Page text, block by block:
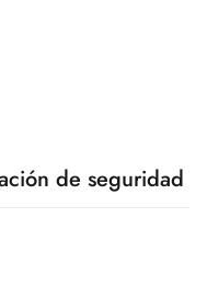
de seguridad